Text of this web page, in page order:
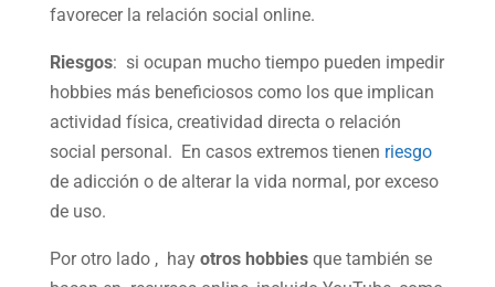
favorecer la relación social online.
Riesgos: si ocupan mucho tiempo pueden impedir
hobbies más beneficiosos como los que implican
actividad física, creatividad directa o relación
social personal. En casos extremos tienen riesgo
de adicción o de alterar la vida normal, por exceso
de uso.
Por otro lado , hay otros hobbiesque también se